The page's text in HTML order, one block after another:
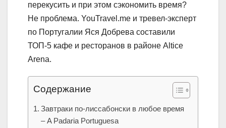
перекусить и при этом сэкономить время?
Не проблема. YouTravel.me и тревел-эксперт
по Португалии Яся Добрева составили
ТОП-5 кафе и ресторанов в районе Altice
Arena.
Содержание
Завтраки по-лиссабонски в любое время
– A Padaria Portuguesa